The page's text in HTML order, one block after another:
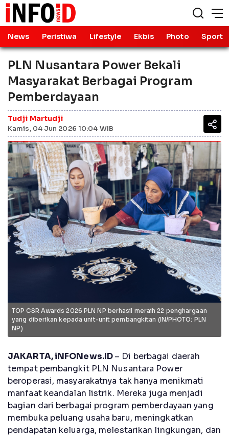
News Peristiwa Lifestyle Ekbis Photo Sport
PLN Nusantara Power Bekali
Masyarakat Berbagai Program
Pemberdayaan
Tudji Martudji
Kamis, 04 Jun 2026 10:04 WIB
TOP CSR Awards 2026 PLN NP berhasil meraih 22 penghargaan
yang diberikan kepada unit-unit pembangkitan (IN/PHOTO: PLN
NP)
JAKARTA, iNFONews.ID– Di berbagai daerah
tempat pembangkit PLN Nusantara Power
beroperasi, masyarakatnya tak hanya menikmati
manfaat keandalan listrik. Mereka juga menjadi
bagian dari berbagai program pemberdayaan yang
membuka peluang usaha baru, meningkatkan
pendapatan keluarga, melestarikan lingkungan, dan